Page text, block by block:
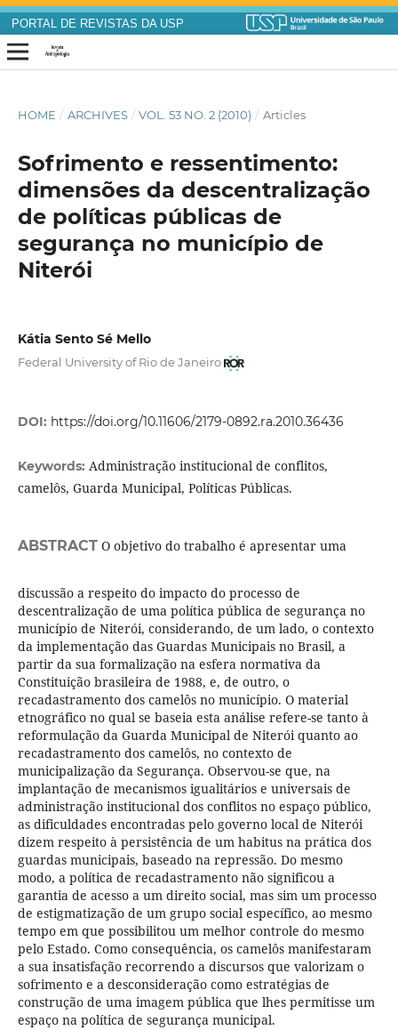
PORTAL DE REVISTAS DA USP
HOME / ARCHIVES / VOL. 53 NO. 2 (2010) / Articles
Sofrimento e ressentimento:
dimensões da descentralização
de políticas públicas de
segurança no município de
Niterói
Kátia Sento Sé Mello
Federal University of Rio de Janeiro
DOI: https://doi.org/10.11606/2179-0892.ra.2010.36436
Keywords: Administração institucional de conflitos,
camelôs, Guarda Municipal, Políticas Públicas.
ABSTRACTO objetivo do trabalho é apresentar uma
discussão a respeito do impacto do processo de
descentralização de uma política pública de segurança no
município de Niterói, considerando, de um lado, o contexto
da implementação das Guardas Municipais no Brasil, a
partir da sua formalização na esfera normativa da
Constituição brasileira de 1988, e, de outro, o
recadastramento dos camelôs no município. O material
etnográfico no qual se baseia esta análise refere-se tanto à
reformulação da Guarda Municipal de Niterói quanto ao
recadastramento dos camelôs, no contexto de
municipalização da Segurança. Observou-se que, na
implantação de mecanismos igualitários e universais de
administração institucional dos conflitos no espaço público,
as dificuldades encontradas pelo governo local de Niterói
dizem respeito à persistência de um habitus na prática dos
guardas municipais, baseado na repressão. Do mesmo
modo, a política de recadastramento não significou a
garantia de acesso a um direito social, mas sim um processo
de estigmatização de um grupo social específico, ao mesmo
tempo em que possibilitou um melhor controle do mesmo
pelo Estado. Como consequência, os camelôs manifestaram
a sua insatisfação recorrendo a discursos que valorizam o
sofrimento e a desconsideração como estratégias de
construção de uma imagem pública que lhes permitisse um
espaço na política de segurança municipal.